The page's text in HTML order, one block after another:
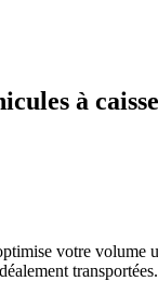
à caisse
votre volume
transportées.